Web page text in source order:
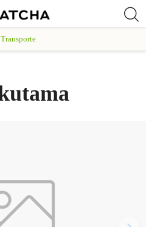
Transporte